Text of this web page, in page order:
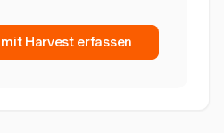
Harvest erfassen